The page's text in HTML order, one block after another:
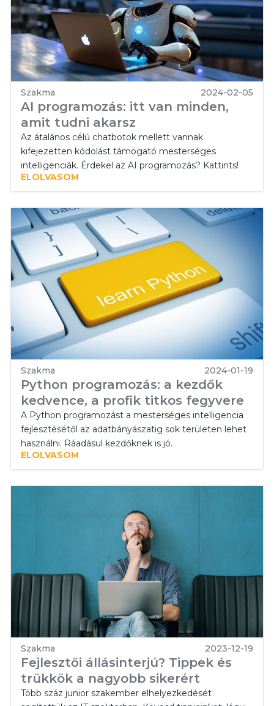
Szakma 2024-02-05
AI programozás: itt van minden,
amit tudni akarsz
Az átalános célú chatbotok mellett vannak
kifejezetten kódolást támogató mesterséges
intelligenciák. Érdekel az AI programozás? Kattints!
ELOLVASOM
Szakma 2024-01-19
Python programozás: a kezdők
kedvence, a profik titkos fegyvere
A Python programozást a mesterséges intelligencia
fejlesztésétől az adatbányászatig sok területen lehet
használni. Ráadásul kezdőknek is jó.
ELOLVASOM
Szakma 2023-12-19
Fejlesztői állásinterjú? Tippek és
trükkök a nagyobb sikerért
Több száz junior szakember elhelyezkedését